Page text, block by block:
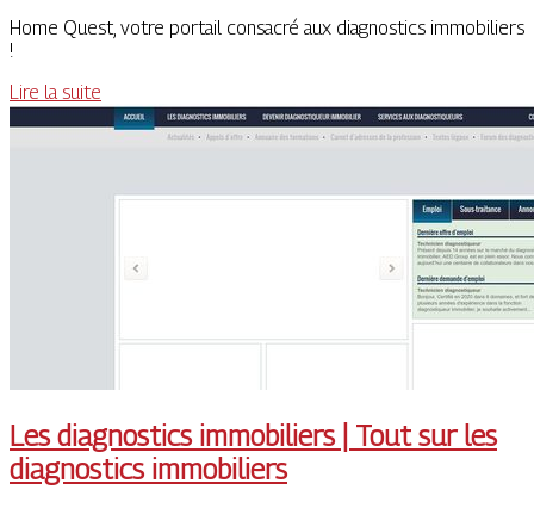
Home Quest, votre portail consacré aux diagnostics immobiliers
!
Lire la suite
Les diagnostics immobiliers | Tout sur les
diagnostics immobiliers